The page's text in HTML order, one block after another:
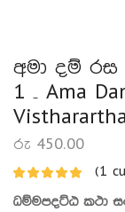
අමා දම්
1 – Ama
රු 450.00
(1
ධම්මපදට්ඨ කථා